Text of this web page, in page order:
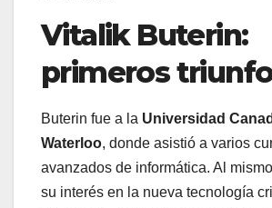
Vitalik Buterin:
primeros
Buterin fue a la Universidad
Waterloo, donde asistió a varios
avanzados de informática. Al
su interés en la nueva tecnología